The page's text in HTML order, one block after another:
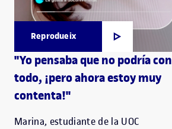
Reprodueix
"Yo pensaba que no podría con
todo, ¡pero ahora estoy muy
contenta!"
Marina, estudiante de la UOC